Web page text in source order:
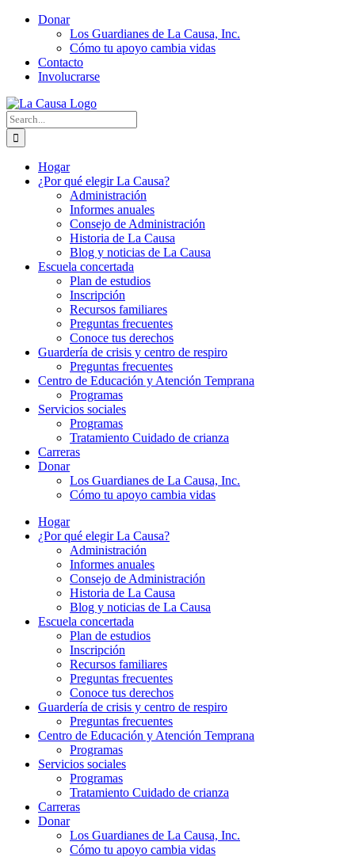
Skip
Donar
Los Guardianes de La Causa, Inc.
Cómo tu apoyo cambia vidas
Contacto
Involucrarse
Search
for:
Hogar
¿Por qué elegir La Causa?
Administración
Informes anuales
Consejo de Administración
Historia de La Causa
Blog y noticias de La Causa
Escuela concertada
Plan de estudios
Inscripción
Recursos familiares
Preguntas frecuentes
Conoce tus derechos
Guardería de crisis y centro de respiro
Preguntas frecuentes
Centro de Educación y Atención Temprana
Programas
Servicios sociales
Programas
Tratamiento Cuidado de crianza
Carreras
Donar
Los Guardianes de La Causa, Inc.
Cómo tu apoyo cambia vidas
Hogar
¿Por qué elegir La Causa?
Administración
Informes anuales
Consejo de Administración
Historia de La Causa
Blog y noticias de La Causa
Escuela concertada
Plan de estudios
Inscripción
Recursos familiares
Preguntas frecuentes
Conoce tus derechos
Guardería de crisis y centro de respiro
Preguntas frecuentes
Centro de Educación y Atención Temprana
Programas
Servicios sociales
Programas
Tratamiento Cuidado de crianza
Carreras
Donar
Los Guardianes de La Causa, Inc.
Cómo tu apoyo cambia vidas